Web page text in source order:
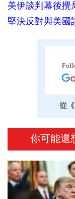
美伊談判幕後攪
堅決反對與美國
你可能還